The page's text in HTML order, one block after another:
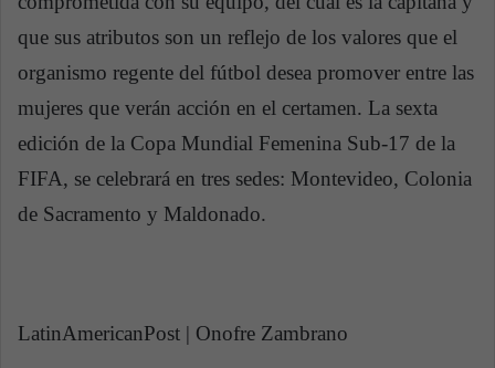
que sus atributos son un reflejo de los valores que el
organismo regente del fútbol desea promover entre las
mujeres que verán acción en el certamen. La sexta
edición de la Copa Mundial Femenina Sub-17 de la
FIFA, se celebrará en tres sedes: Montevideo, Colonia
de Sacramento y Maldonado.
LatinAmericanPost | Onofre Zambrano